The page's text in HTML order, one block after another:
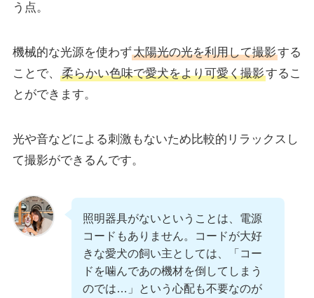
う点。
機械的な光源を使わず太陽光の光を利用して撮影する
ことで、
柔らかい色味で愛犬をより可愛く撮影するこ
とができます。
光や音などによる刺激もないため比較的リラックスし
て撮影ができるんです。
照明器具がないということは、電源
コードもありません。コードが大好
きな愛犬の飼い主としては、「コー
ドを噛んであの機材を倒してしまう
のでは…」という心配も不要なのが